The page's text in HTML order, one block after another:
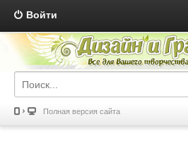
Войти
Полная версия сайта